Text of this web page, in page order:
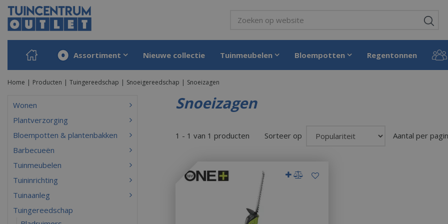
Ga
naar
content
Home Producten Tuingereedschap Snoeigereedschap Snoeizagen
Assortiment Nieuwe collectie Tuinmeubelen Bloempotten Regentonnen
Snoeizagen
1 - 1 van 1 producten Aantal per
Sorteer op
Wonen
Plantverzorging
Bloempotten & plantenbakken
Barbecueën
Tuinmeubelen
Tuininrichting
Tuinaanleg
Tuingereedschap